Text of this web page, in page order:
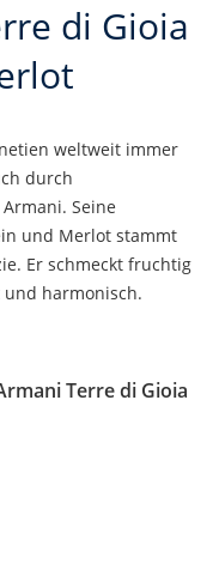
di Gioia
weltweit immer
durch
Seine
und Merlot stammt
Er schmeckt fruchtig
harmonisch.
Terre di Gioia